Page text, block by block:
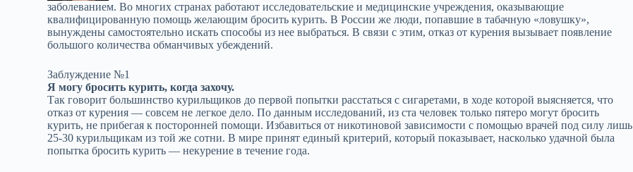
заболеванием. Во многих странах работают исследовательские и медицинские учреждения, оказывающие
квалифицированную помощь желающим бросить курить. В России же люди, попавшие в табачную «ловушку»,
вынуждены самостоятельно искать способы из нее выбраться. В связи с этим, отказ от курения вызывает появление
большого количества обманчивых убеждений.
Заблуждение №1
Я могу бросить курить, когда захочу.
Так говорит большинство курильщиков до первой попытки расстаться с сигаретами, в ходе которой выясняется, что
отказ от курения — совсем не легкое дело. По данным исследований, из ста человек только пятеро могут бросить
курить, не прибегая к посторонней помощи. Избавиться от никотиновой зависимости с помощью врачей под силу лишь
25-30 курильщикам из той же сотни. В мире принят единый критерий, который показывает, насколько удачной была
попытка бросить курить — некурение в течение года.